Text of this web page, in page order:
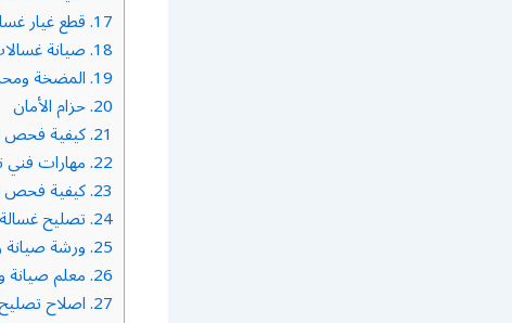
17. قطع غيار
18. صيانة
19. المضخة
20. حزام الأمان
21. كيفية فحص
22. مهارات
23. كيفية فحص
24. تصليح
25. ورشة
26. معلم
27. اصلاح